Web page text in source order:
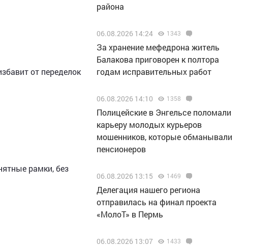
от переделок
рамки, без
района
06.08.2026 14:24 1343
За хранение мефедрона житель
Балакова приговорен к полтора
годам исправительных работ
06.08.2026 14:10 1358
Полицейские в Энгельсе поломали
карьеру молодых курьеров
мошенников, которые обманывали
пенсионеров
06.08.2026 13:15 1469
Делегация нашего региона
отправилась на финал проекта
«МолоТ» в Пермь
06.08.2026 13:07 1433